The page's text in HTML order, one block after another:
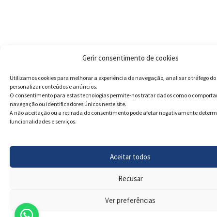
Gerir consentimento de cookies
Utilizamos cookies para melhorar a experiência de navegação, analisar o tráfego do
personalizar conteúdos e anúncios.
O consentimento para estas tecnologias permite-nos tratar dados como o
navegação ou identificadores únicos neste site.
A não aceitação ou a retirada do consentimento pode afetar negativamente
funcionalidades e serviços.
Aceitar todos
Recusar
Ver preferências